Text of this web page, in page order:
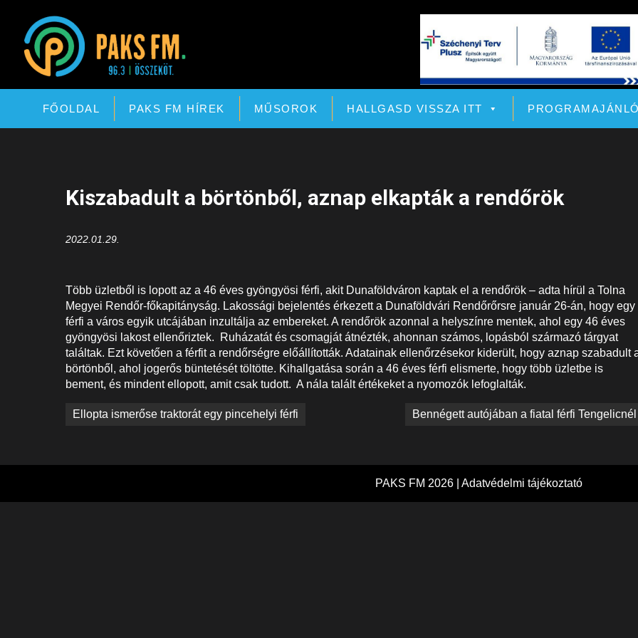
Paks FM
FŐOLDAL PAKS FM HÍREK MŰSOROK HALLGASD VISSZA ITT
Kiszabadult a börtönből, aznap elkapták a rendőrök
2022.01.29.
Több üzletből is lopott az a 46 éves gyöngyösi férfi, akit Dunaföldváron kaptak el a rendőrök – adta hírül a Tolna
Megyei Rendőr-főkapitányság. Lakossági bejelentés érkezett a Dunaföldvári Rendőrőrsre január 26-án, hogy egy
férfi a város egyik utcájában inzultálja az embereket. A rendőrök azonnal a helyszínre mentek, ahol egy 46 éves
gyöngyösi lakost ellenőriztek. Ruházatát és csomagját átnézték, ahonnan számos, lopásból származó tárgyat
találtak. Ezt követően a férfit a rendőrségre előállították. Adatainak ellenőrzésekor kiderült, hogy aznap szabadult
börtönből, ahol jogerős büntetését töltötte. Kihallgatása során a 46 éves férfi elismerte, hogy több üzletbe is
bement, és mindent ellopott, amit csak tudott. A nála talált értékeket a nyomozók lefoglalták.
Bejegyzés
Ellopta ismerőse traktorát egy pincehelyi férfi Bennégett autójában a fiatal férfi Tengelicnél
PAKS FM 2026 | Adatvédelmi tájékoztató